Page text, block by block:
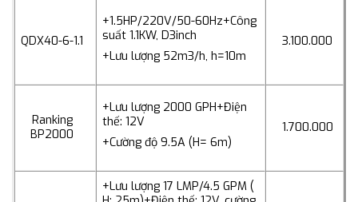
QDX40-6-1.1
+1.5HP/220V/50-60Hz+Công
suất 1.1KW, D3inch
+Lưu lượng 52m3/h, h=10m
3.100.000
Ranking
BP2000
+Lưu lượng 2000 GPH+Điện
thế: 12V
+Cường độ 9.5A (H= 6m)
1.700.000
+Lưu lượng 17 LMP/4.5 GPM (